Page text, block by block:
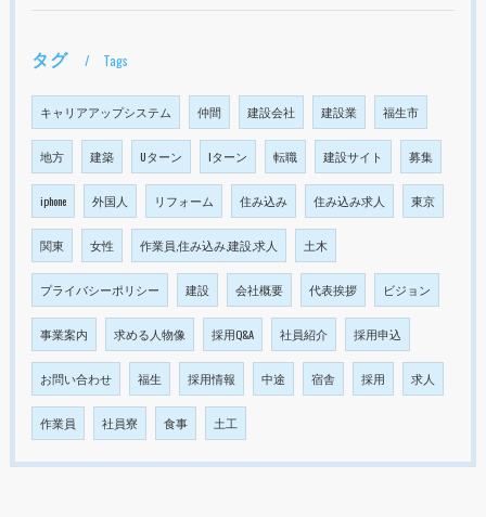
タグ Tags
キャリアアップシステム 仲間 建設会社 建設業 福生市
地方 建築 Uターン Iターン 転職 建設サイト 募集
iphone 外国人 リフォーム 住み込み 住み込み求人 東京
関東 女性 作業員,住み込み,建設,求人 土木
プライバシーポリシー 建設 会社概要 代表挨拶 ビジョン
事業案内 求める人物像 採用Q&A 社員紹介 採用申込
お問い合わせ 福生 採用情報 中途 宿舎 採用 求人
作業員 社員寮 食事 土工